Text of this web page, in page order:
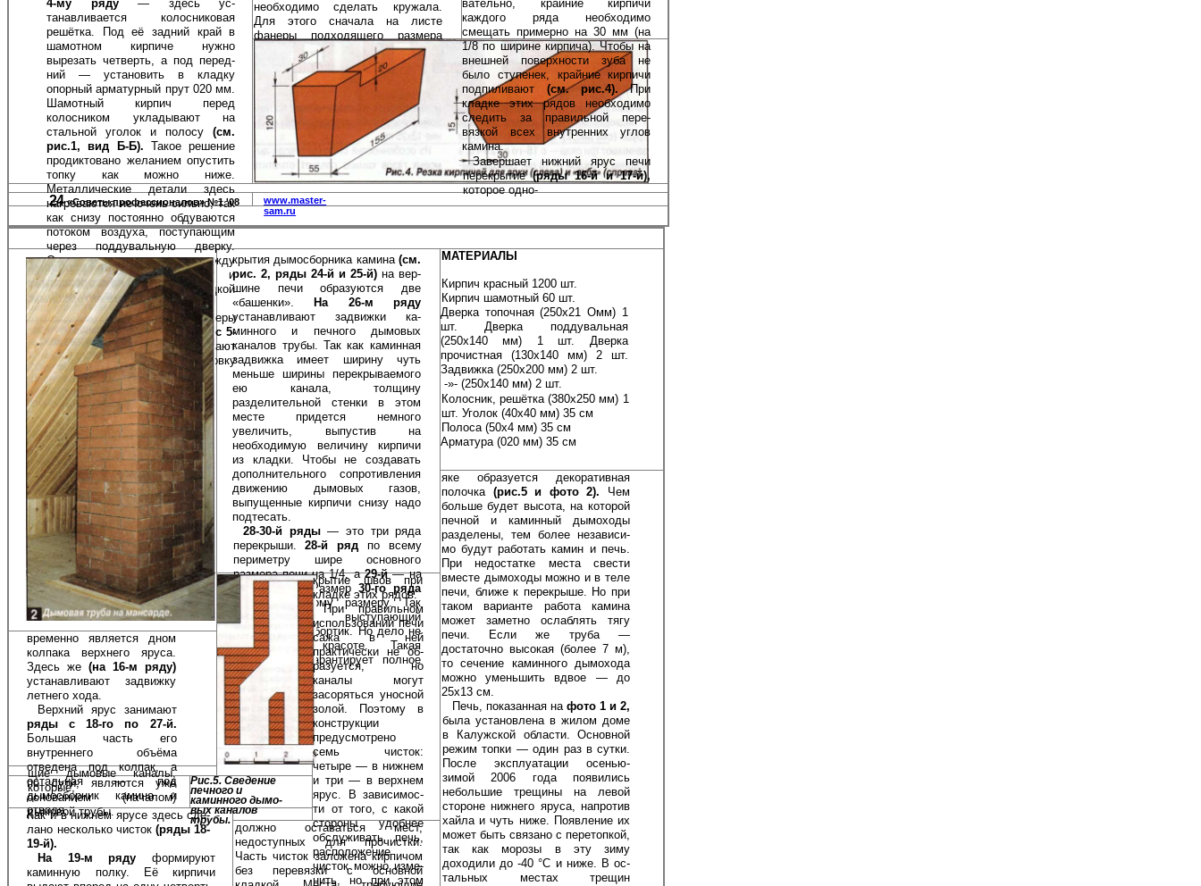
4-му ряду— здесь ус­
танавливается колосниковая
решётка. Под её задний край в
шамотном кирпиче нужно
вырезать четверть, а под перед­
ний — установить в кладку
опорный ар­матурный прут 020 мм.
Шамотный кир­пич перед
колосником укладывают на
стальной уголок и полосу(см.
рис.1, вид Б-Б). Такое решение
продиктовано желанием опустить
топку как можно ни­же.
Металлические детали здесь
нагре­ваются не очень сильно, так
как снизу по­стоянно обдуваются
потоком воздуха, поступающим
через поддувальную двер­ку.
Однако тепловые зазоры между
ме­таллическими деталями и
кирпичной кладкой
предусмотреть всё же нужно.
Формирование топочной камеры
печи и пода камина начинаютс 5-
го ряда,ана 6-мустанавливают
топочную дверку. Футеровку
топки выполняют шамотным
вательно, крайние кирпичи
каждого ряда необходимо
смещать примерно на 30 мм (на
1/8 по ширине кирпича). Чтобы на
внешней поверхности зуба не
было сту­пенек, крайние кирпичи
подпиливают (см. рис.4).При
кладке этих рядов не­обходимо
следить за правильной пере­
вязкой всех внутренних углов
камина.
Завершает нижний ярус печи
перекры­тие(ряды 16-й и 17-й),
которое одно-
необходимо сделать кружала.
Для этого сначала на листе
фанеры подходящего размера
надо начертить полуокружность
диаметром около 630 мм (этот
размер должен быть точно равен
ширине проёма камина, который
сформированна 7-9-м
24«Советы профессионалов» №1 '08
www.master-
sam.ru
крытия дымосборника камина (см.
рис. 2, ряды 24-й и 25-й) на вер­
шине печи образуются две
«башенки».На 26-м ряду
устанавливают задвижки ка­
минного и печного дымовых
каналов тру­бы. Так как каминная
задвижка имеет ши­рину чуть
меньше ширины перекрывае­мого
ею канала, толщину
разделительной стенки в этом
месте придется немного
увеличить, выпустив на
необходимую ве­личину кирпичи
из кладки. Чтобы не со­здавать
дополнительного сопротивления
движению дымовых газов,
выпущенные кирпичи снизу надо
подтесать.
28-30-й ряды— это три ряда
пере­крыши.28-й ряд по всему
периметру шире основного
размера печи на 1/4, а29-й— на
1/2 кирпича. Размер30-го ря­да
равен основному размеру. Так
обра­зуется выступающий
декоративный бор­тик. Но дело не
только в красоте. Такая
конструкция гарантирует полное
пере-
МАТЕРИАЛЫ
Кирпич красный 1200 шт.
Кирпич шамотный 60 шт.
Дверка топочная (250x21 Омм) 1
шт. Дверка поддувальная
(250x140 мм) 1 шт. Дверка
прочистная (130x140 мм) 2 шт.
Задвижка (250x200 мм) 2 шт.
-»- (250x140 мм) 2 шт.
Колосник, решётка (380x250 мм) 1
шт. Уголок (40x40 мм) 35 см
Полоса (50x4 мм) 35 см
Арматура (020 мм) 35 см
яке образуется декоративная
полочка (рис.5 и фото 2). Чем
больше будет вы­сота, на которой
печной и каминный ды­моходы
разделены, тем более независи­
мо будут работать камин и печь.
При не­достатке места свести
вместе дымоходы можно и в теле
печи, ближе к перекрыше. Но при
таком варианте работа камина
может заметно ослаблять тягу
печи. Если же труба —
достаточно высокая (более 7 м),
то сечение каминного дымохода
можно уменьшить вдвое — до
25x13 см.
Печь, показанная нафото 1 и 2,
была ус­тановлена в жилом доме
в Калужской об­ласти. Основной
режим топки — один раз в сутки.
После эксплуатации осенью-
зимой 2006 года появились
небольшие трещины на левой
стороне нижнего яруса, напротив
хайла и чуть ниже. Появление их
может быть связано с перетопкой,
так как морозы в эту зиму
доходили до -40 °С и ниже. В ос­
тальных местах трещин
крытие швов при
кладке этих рядов.
При правильном
ис­пользовании печи
сажа в ней
практически не об­
разуется, но
каналы мо­гут
засоряться уносной
золой. Поэтому в
конст­рукции
предусмотрено
семь чисток:
четыре — в нижнем
и три — в верх­нем
ярус. В зависимос­
ти от того, с какой
сто­роны удобнее
обслужи­вать печь,
расположе­ние
чисток можно изме­
нить, но при этом
временно является дном
колпа­ка верхнего яруса.
Здесь же (на 16-м ряду)
устанавливают за­движку
летнего хода.
Верхний ярус занимают
ряды с 18-го по 27-й.
Большая часть его
внутреннего объёма
отведе­на под колпак, а
остальная — под
дымосборник камина и
отводя­
щие дымовые каналы,
которые,
по сути, являются уже
основани­ем (началом)
дымовой трубы.
Рис.5. Сведение
печно­го и
каминного дымо­
вых каналов
трубы.
Как и в нижнем ярусе здесь сде­
лано несколько чисток(ряды 18-
19-й).
На 19-м рядуформируют
каминную полку. Её кирпичи
должно оставаться мест,
недоступных для прочистки.
Часть чисток заложена кирпичом
без перевязки с основной